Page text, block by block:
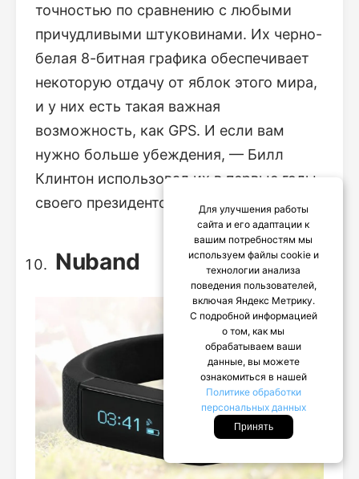
точностью по сравнению с любыми
причудливыми штуковинами. Их черно-
белая 8-битная графика обеспечивает
некоторую отдачу от яблок этого мира,
и у них есть такая важная
возможность, как GPS. И если вам
нужно больше убеждения, — Билл
Клинтон использовал их в первые годы
своего президентства.
Nuband
Для улучшения работы
сайта и его адаптации к
вашим потребностям мы
используем файлы cookie и
технологии анализа
поведения пользователей,
включая Яндекс Метрику.
С подробной информацией
о том, как мы
обрабатываем ваши
данные, вы можете
ознакомиться в нашей
Политике обработки
персональных данных
Принять